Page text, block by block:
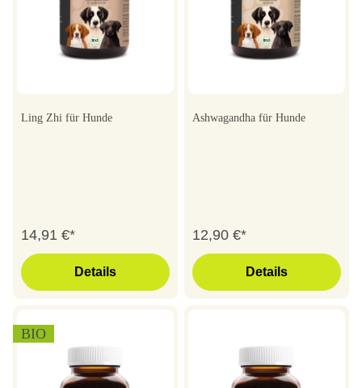
Ling Zhi für Hunde
14,91 €*
Details
Ashwagandha für Hunde
12,90 €*
Details
BIO